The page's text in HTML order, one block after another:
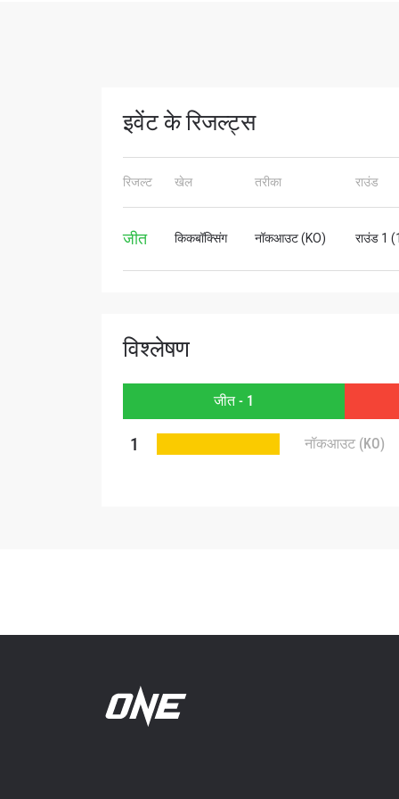
इवेंट के रिजल्ट्स
रिजल्ट खेल तरीका राउंड
जीत किकबॉक्सिंग नॉकआउट (KO) राउंड 1
विश्लेषण
जीत - 1
1 नॉकआउट (KO)
ईमेल